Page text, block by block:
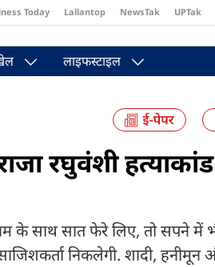
Today Lallantop NewsTak UPTak
लाइफस्टाइल
रघुवंशी
के साथ सात फेरे लिए, तो सपने में
निकलेगी. शादी, हनीमून